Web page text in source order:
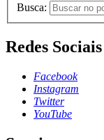
Busca:
Redes Sociais
Facebook
Instagram
Twitter
YouTube